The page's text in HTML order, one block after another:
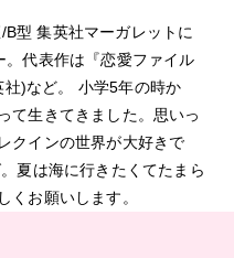
型 集英社マーガレットに
代表作は『恋愛ファイル
)など。 小学5年の時か
て生きてきました。思いっ
クインの世界が大好きで
夏は海に行きたくてたまら
くお願いします。